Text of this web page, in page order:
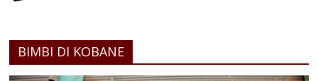
BIMBI DI KOBANE